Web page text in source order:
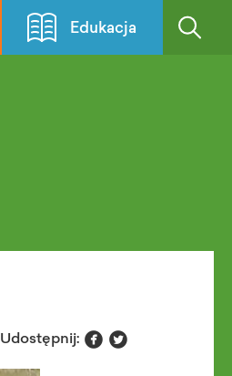
Edukacja
Udostępnij:  